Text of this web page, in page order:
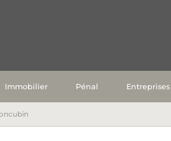
Immobilier Pénal Entreprises